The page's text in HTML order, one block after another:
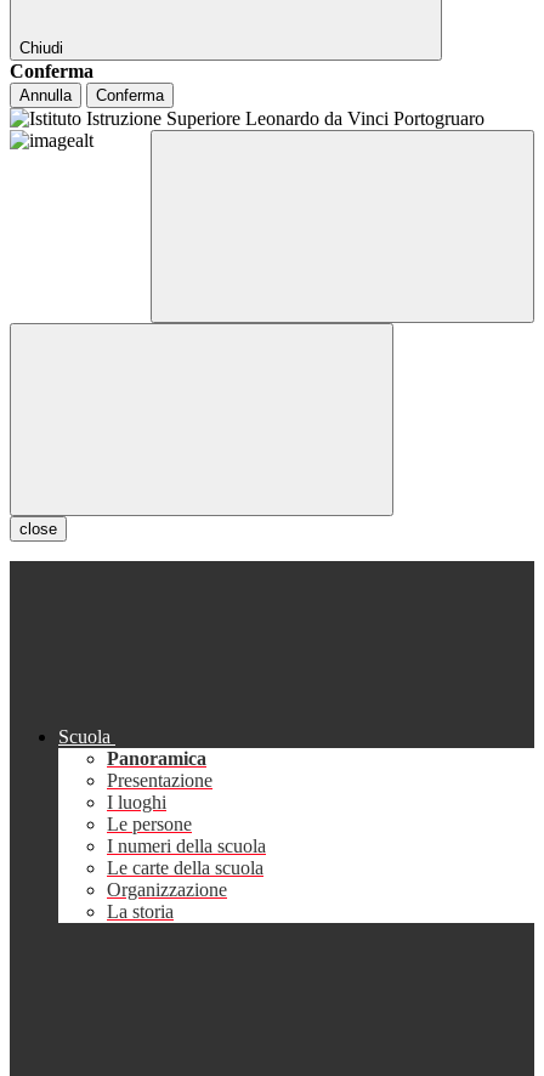
Chiudi
Conferma
Annulla Conferma
close
Scuola
Panoramica
Presentazione
I luoghi
Le persone
I numeri della scuola
Le carte della scuola
Organizzazione
La storia